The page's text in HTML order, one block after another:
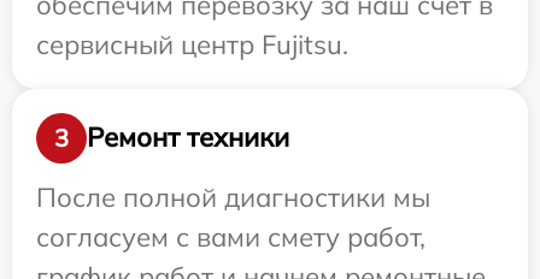
сервисный центр Fujitsu.
3
Ремонт техники
После полной диагностики мы
согласуем с вами смету работ,